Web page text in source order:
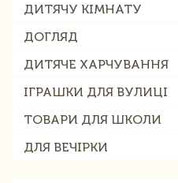
ДИТЯЧУ КІМНАТУ
ДОГЛЯД
ДИТЯЧЕ ХАРЧУВАННЯ
ІГРАШКИ ДЛЯ ВУЛИЦІ
ТОВАРИ ДЛЯ ШКОЛИ
ДЛЯ ВЕЧІРКИ